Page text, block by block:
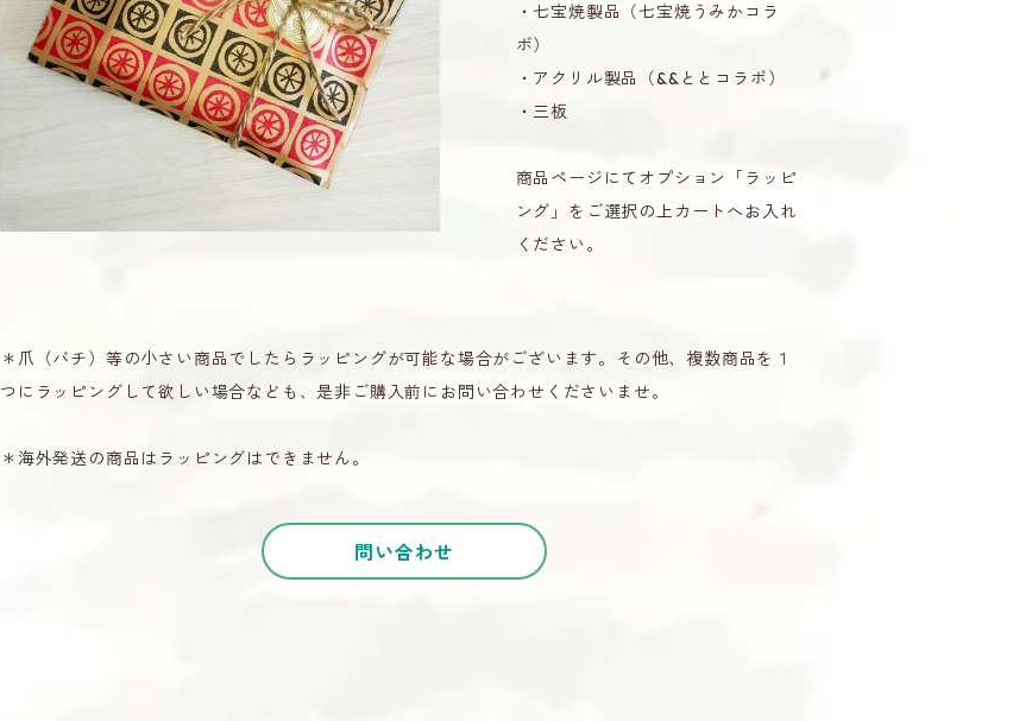
・七宝焼製品（七宝焼うみかコラ
ボ）
・アクリル製品（&&ととコラボ）
・三板
商品ページにてオプション「ラッピ
ング」をご選択の上カートへお入れ
ください。
＊爪（バチ）等の小さい商品でしたらラッピングが可能な場合がございます。その他、複数商品を１
つにラッピングして欲しい場合なども、是非ご購入前にお問い合わせくださいませ。
＊海外発送の商品はラッピングはできません。
問い合わせ